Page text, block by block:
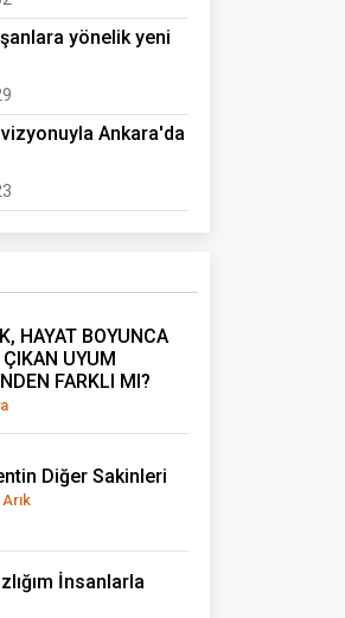
yönelik yeni
vizyonuyla Ankara'da
HAYAT BOYUNCA
UYUM
FARKLI MI?
Diğer Sakinleri
İnsanlarla